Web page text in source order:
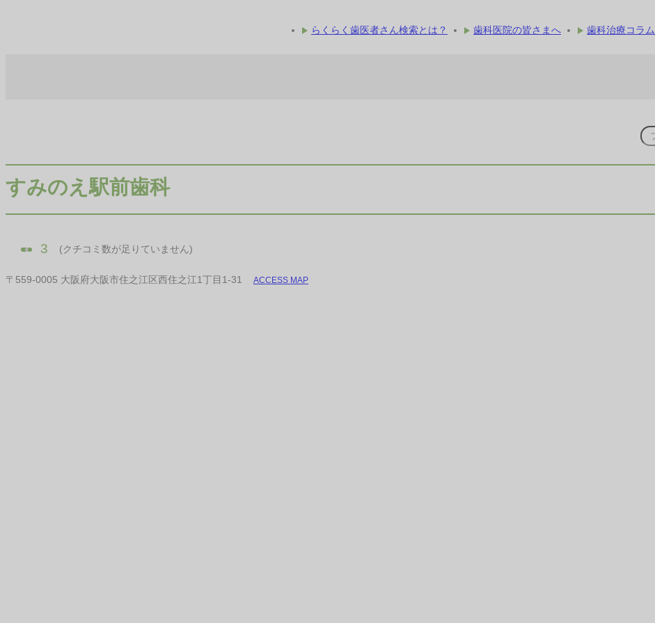
らくらく歯医者さん検索とは？ 歯科医院の皆さまへ 歯科治療コラム
すみのえ駅前歯科
3 (クチコミ数が足りていません)
〒559-0005 大阪府大阪市住之江区西住之江1丁目1-31 ACCESS MAP